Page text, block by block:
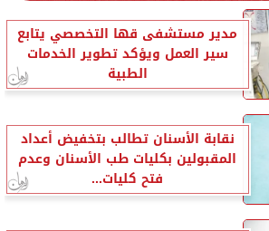
مدير مستشفى قها التخصصي يتابع
سير العمل ويؤكد تطوير الخدمات
الطبية
نقابة الأسنان تطالب بتخفيض أعداد
المقبولين بكليات طب الأسنان وعدم
فتح كليات...